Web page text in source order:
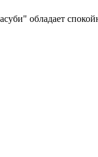
обладает